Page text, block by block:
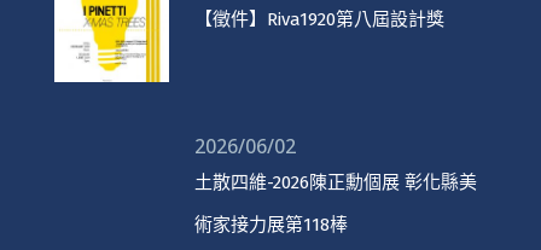
【徵件】Riva1920第八屆設計獎
2026/06/02
土散四維-2026陳正勳個展 彰化縣美
術家接力展第118棒